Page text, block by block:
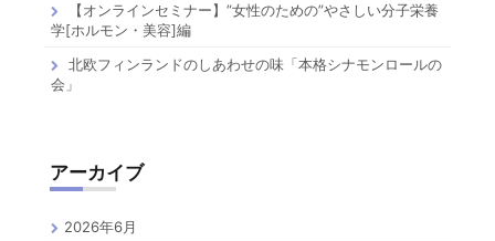
【オンラインセミナー】”女性のための”やさしい分子栄養
学[ホルモン・美容]編
北欧フィンランドのしあわせの味「本格シナモンロールの
会」
アーカイブ
2026年6月